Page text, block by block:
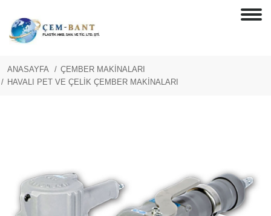
ANASAYFA
ÇEMBER MAKİNALARI
HAVALI PET VE ÇELİK ÇEMBER MAKİNALARI